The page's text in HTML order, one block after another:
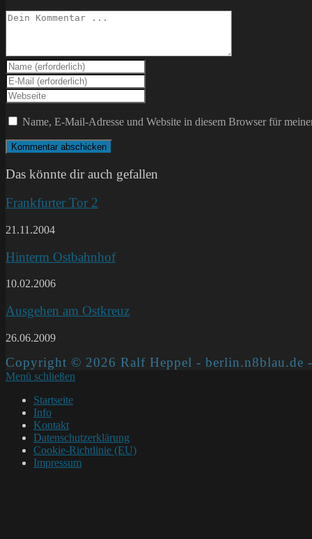
Kommentieren
Gib
deinen
Namen
oder
Benutzernamen
zum
Kommentieren
ein
Gib
deine
E-
Mail-
Adresse
zum
Kommentieren
ein
Gib
deine
Website-
ein
(optional)
Name, E-Mail-Adresse und Website in diesem Browser für
Das könnte dir auch gefallen
Frankfurter Tor 2
21.11.2004
Hinterm Ostbahnhof
10.02.2006
Ausgehen am Ostkreuz
26.06.2009
Copyright © 2026 Ralf Heppel - berlin.n8blau.de
Menü schließen
Startseite
Info
Kontakt
Datenschutzerklärung
Cookie-Richtlinie (EU)
Impressum